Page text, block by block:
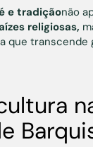
e tradiçãonão
religiosas,
que transcende